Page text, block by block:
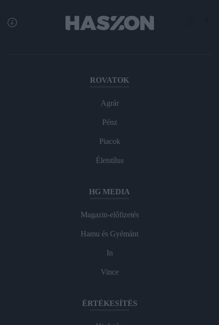
ROVATOK
Agrár
Pénz
Piacok
Életstílus
HG MEDIA
Magazin-előfizetés
Hamu és Gyémánt
In
Vince
ÉRTÉKESÍTÉS